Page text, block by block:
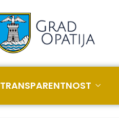
TRANSPARENTNOST